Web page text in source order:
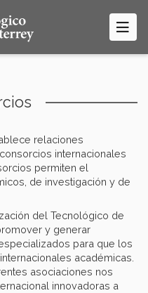
relaciones
internacionales
permiten el
de investigación y de
del Tecnológico de
y generar
para que los
académicas.
asociaciones nos
innovadoras a